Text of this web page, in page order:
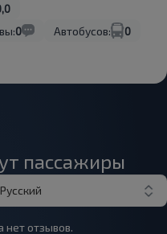
0 Автобусов:
0
пассажиры
Русский
нет отзывов.